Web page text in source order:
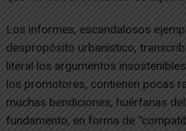
Los informes, escandalosos
despropósito urbanístico,
literal los argumentos
los promotores, contienen pocas
muchas bendiciones, huérfanas
fundamento, en forma de